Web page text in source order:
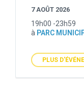
7 AOÛT 2026
19h00 -23h59
à PARC
PLUS